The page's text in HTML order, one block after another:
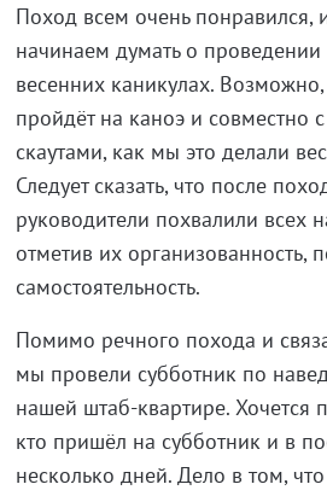
Поход всем очень понравился,
начинаем думать о
весенних каникулах.
пройдёт на каноэ и совместно
скаутами, как мы это делали
Следует сказать, что после
руководители похвалили всех
отметив их организованность,
самостоятельность.
Помимо речного похода и
мы провели субботник по
нашей штаб-квартире. Хочется
кто пришёл на субботник и в
несколько дней. Дело в том,